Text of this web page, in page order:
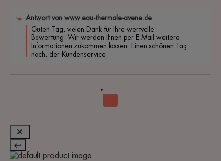
Antwort von www.eau-thermale-avene.de
Guten Tag, vielen Dank für Ihre wertvolle
Bewertung. Wir werden Ihnen per E-Mail weitere
Informationen zukommen lassen. Einen schönen Tag
noch, der Kundenservice